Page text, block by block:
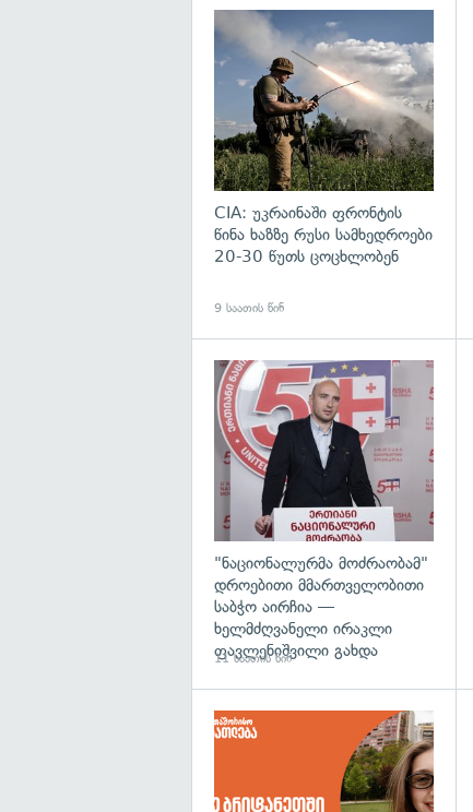
CIA: უკრაინაში ფრონტის
წინა ხაზზე რუსი სამხედროები
20-30 წუთს ცოცხლობენ
9 საათის წინ
"ნაციონალურმა მოძრაობამ"
დროებითი მმართველობითი
საბჭო აირჩია —
ხელმძღვანელი ირაკლი
ფავლენიშვილი გახდა
11 საათის წინ